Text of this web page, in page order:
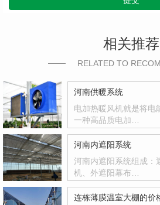
相关推荐
RELATED TO
河南供暖系统
电加热暖风机就是将电
一种高品质电加…
河南内遮阳系统
河南内遮阳系统组成：
机、外遮阳幕布…
连栋薄膜温室大棚的价